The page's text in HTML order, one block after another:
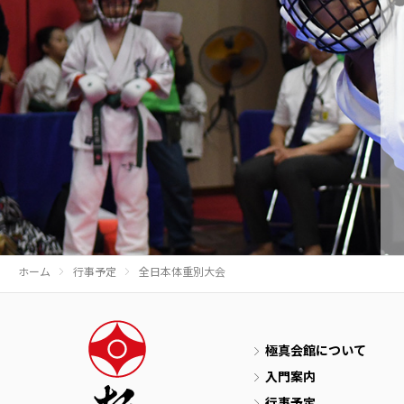
ホーム 行事予定 全日本体重別大会
極真会館について
入門案内